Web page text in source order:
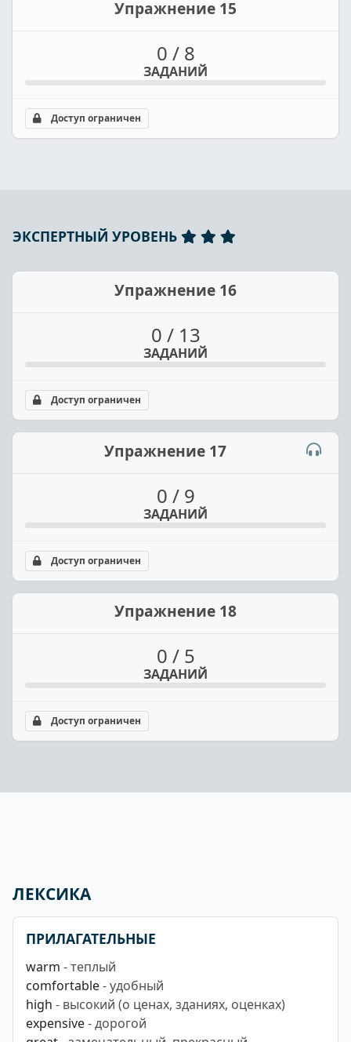
Упражнение 15
0 / 8
ЗАДАНИЙ
Доступ ограничен
ЭКСПЕРТНЫЙ УРОВЕНЬ
Упражнение 16
0 / 13
ЗАДАНИЙ
Доступ ограничен
Упражнение 17
0 / 9
ЗАДАНИЙ
Доступ ограничен
Упражнение 18
0 / 5
ЗАДАНИЙ
Доступ ограничен
ЛЕКСИКА
ПРИЛАГАТЕЛЬНЫЕ
warm - теплый
comfortable- удобный
high - высокий (о ценах, зданиях, оценках)
expensive- дорогой